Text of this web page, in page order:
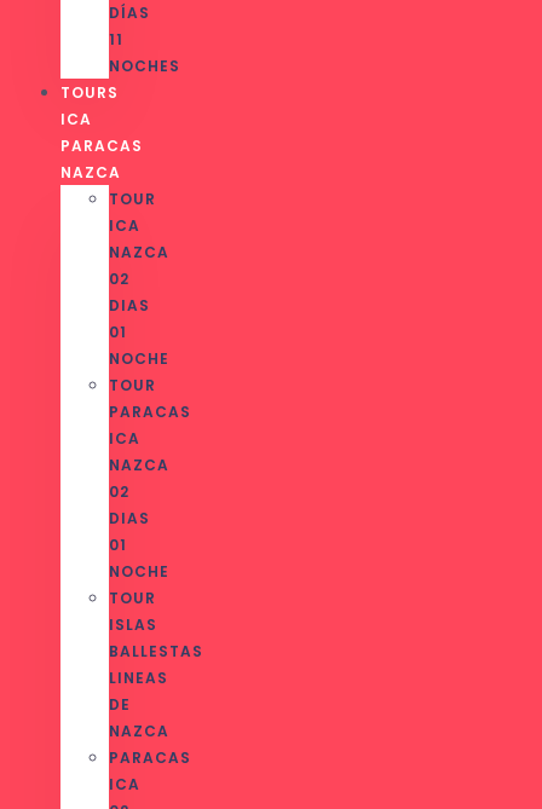
DÍAS
11
NOCHES
TOURS
ICA
PARACAS
NAZCA
TOUR
ICA
NAZCA
02
DIAS
01
NOCHE
TOUR
PARACAS
ICA
NAZCA
02
DIAS
01
NOCHE
TOUR
ISLAS
BALLESTAS
LINEAS
DE
NAZCA
PARACAS
ICA